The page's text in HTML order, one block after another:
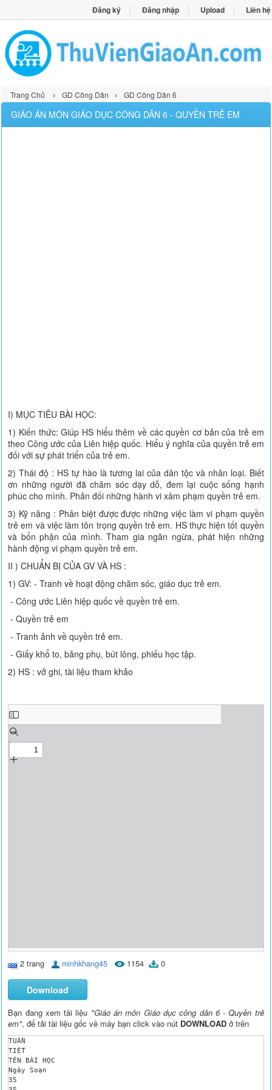
Đăng ký Đăng nhập Upload Liên hệ
Trang Chủ › GD Công Dân › GD Công Dân 6
GIÁO ÁN MÔN GIÁO DỤC CÔNG DÂN 6 - QUYỀN TRẺ EM
I) MỤC TIÊU BÀI HỌC:
1) Kiến thức: Giúp HS hiểu thêm về các quyền cơ bản của trẻ em
theo Công ước của Liên hiệp quốc. Hiểu ý nghĩa của quyền trẻ em
đối với sự phát triển của trẻ em.
2) Thái độ : HS tự hào là tương lai của dân tộc và nhân loại. Biết
ơn những người đã chăm sóc dạy dỗ, đem lại cuộc sống hạnh
phúc cho mình. Phản đối những hành vi xâm phạm quyền trẻ em.
3) Kỹ năng : Phân biệt được được những việc làm vi phạm quyền
trẻ em và việc làm tôn trọng quyền trẻ em. HS thực hiện tốt quyền
và bổn phận của mình. Tham gia ngăn ngừa, phát hiện những
hành động vi phạm quyền trẻ em.
II ) CHUẨN BỊ CỦA GV VÀ HS :
1) GV: - Tranh về hoạt động chăm sóc, giáo dục trẻ em.
- Công ước Liên hiệp quốc về quyền trẻ em.
- Quyền trẻ em
- Tranh ảnh về quyền trẻ em.
- Giấy khổ to, bảng phụ, bút lông, phiếu học tập.
2) HS : vở ghi, tài liệu tham khảo
2 trang minhkhang45 1154 0
Download
Bạn đang xem tài liệu "Giáo án môn Giáo dục công dân 6 - Quyền trẻ
em", để tải tài liệu gốc về máy bạn click vào nút DOWNLOAD ở trên
TUẦN
TIẾT
TÊN BÀI HỌC
Ngày Soạn
35